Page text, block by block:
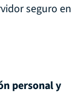
seguro en
personal y